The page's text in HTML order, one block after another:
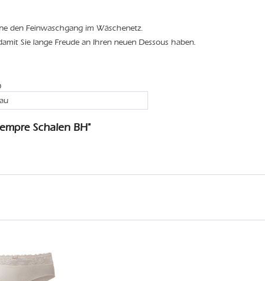
den Feinwaschgang im Wäschenetz.
Sie lange Freude an Ihren neuen Dessous haben.
Schalen BH"